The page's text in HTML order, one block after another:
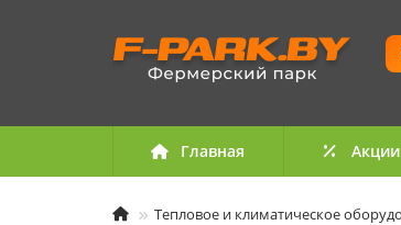
Главная Акции
Тепловое и климатическое